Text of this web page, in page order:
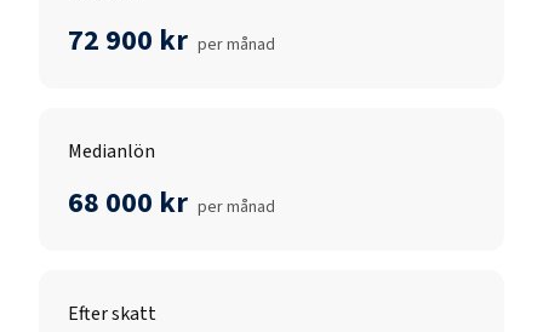
72 900 kr per månad
Medianlön
68 000 kr per månad
Efter skatt